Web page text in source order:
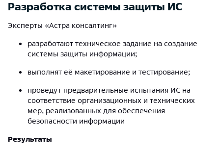
Разработка системы защиты ИС
Эксперты «Астра консалтинг»
разработают техническое задание на создание
системы защиты информации;
выполнят её макетирование и тестирование;
проведут предварительные испытания ИС на
соответствие организационных и технических
мер, реализованных для обеспечения
безопасности информации
Результаты